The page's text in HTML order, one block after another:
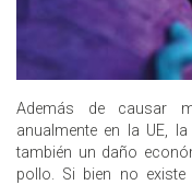
Además de causar
anualmente en la UE, la
también un daño
pollo. Si bien no